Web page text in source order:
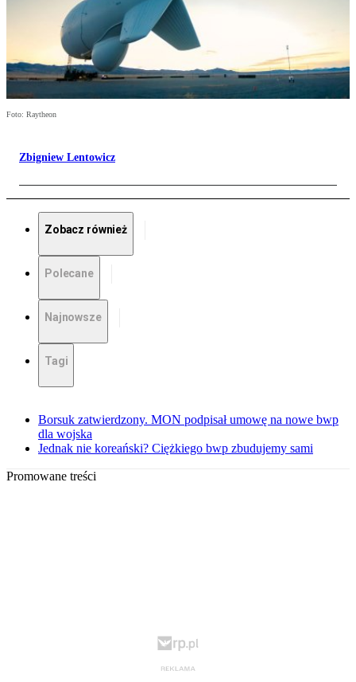
Foto: Raytheon
Zbigniew Lentowicz
Zobacz również
Polecane
Najnowsze
Tagi
Borsuk zatwierdzony. MON podpisał umowę na nowe bwp
dla wojska
Jednak nie koreański? Ciężkiego bwp zbudujemy sami
Promowane treści